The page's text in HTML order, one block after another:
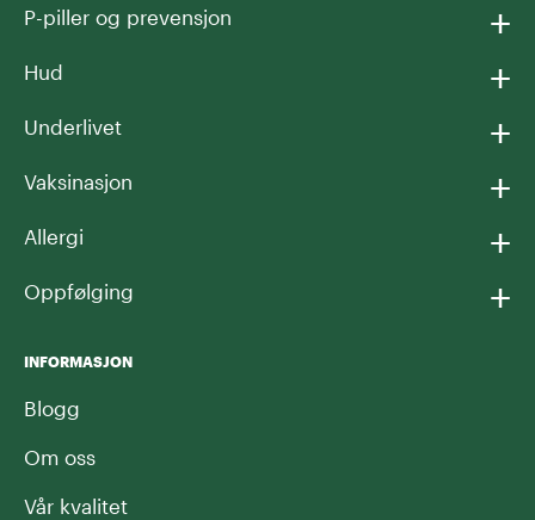
P-piller og prevensjon +
Hud +
Underlivet +
Vaksinasjon +
Allergi +
Oppfølging +
INFORMASJON
Blogg
Om oss
Vår kvalitet